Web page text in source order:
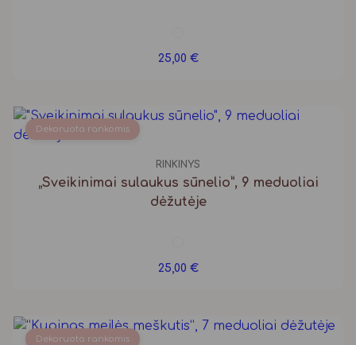
25,00 €
Dekoruota rankomis
RINKINYS
„Sveikinimai sulaukus sūnelio”, 9 meduoliai
dėžutėje
25,00 €
Dekoruota rankomis